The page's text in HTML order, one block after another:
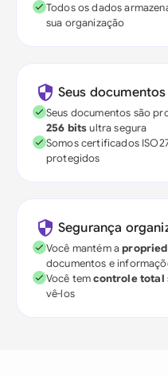
Todos os dados
sua organização
Seus
Seus documentos são
256 bitsultra segura
Somos certificados
protegidos
Segurança
Você mantém a
documentos e
Você temcontrole total
vê-los